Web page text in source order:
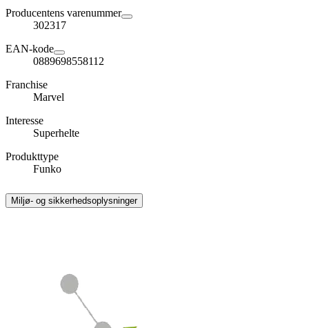
Producentens varenummer
302317
EAN-kode
0889698558112
Franchise
Marvel
Interesse
Superhelte
Produkttype
Funko
Miljø- og sikkerhedsoplysninger